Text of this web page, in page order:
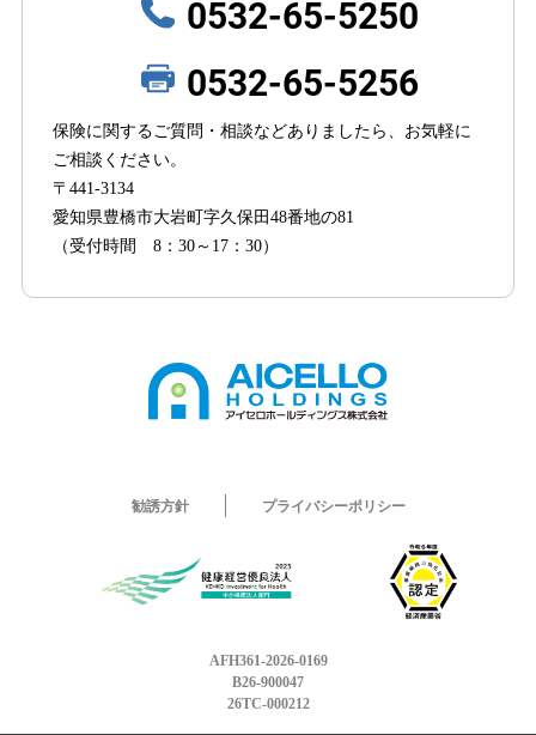
0532-65-5250
0532-65-5256
保険に関するご質問・相談などありましたら、お気軽に
ご相談ください。
〒441-3134
愛知県豊橋市大岩町字久保田48番地の81
（受付時間 8：30～17：30）
勧誘方針 プライバシーポリシー
AFH361-2026-0169
B26-900047
26TC-000212